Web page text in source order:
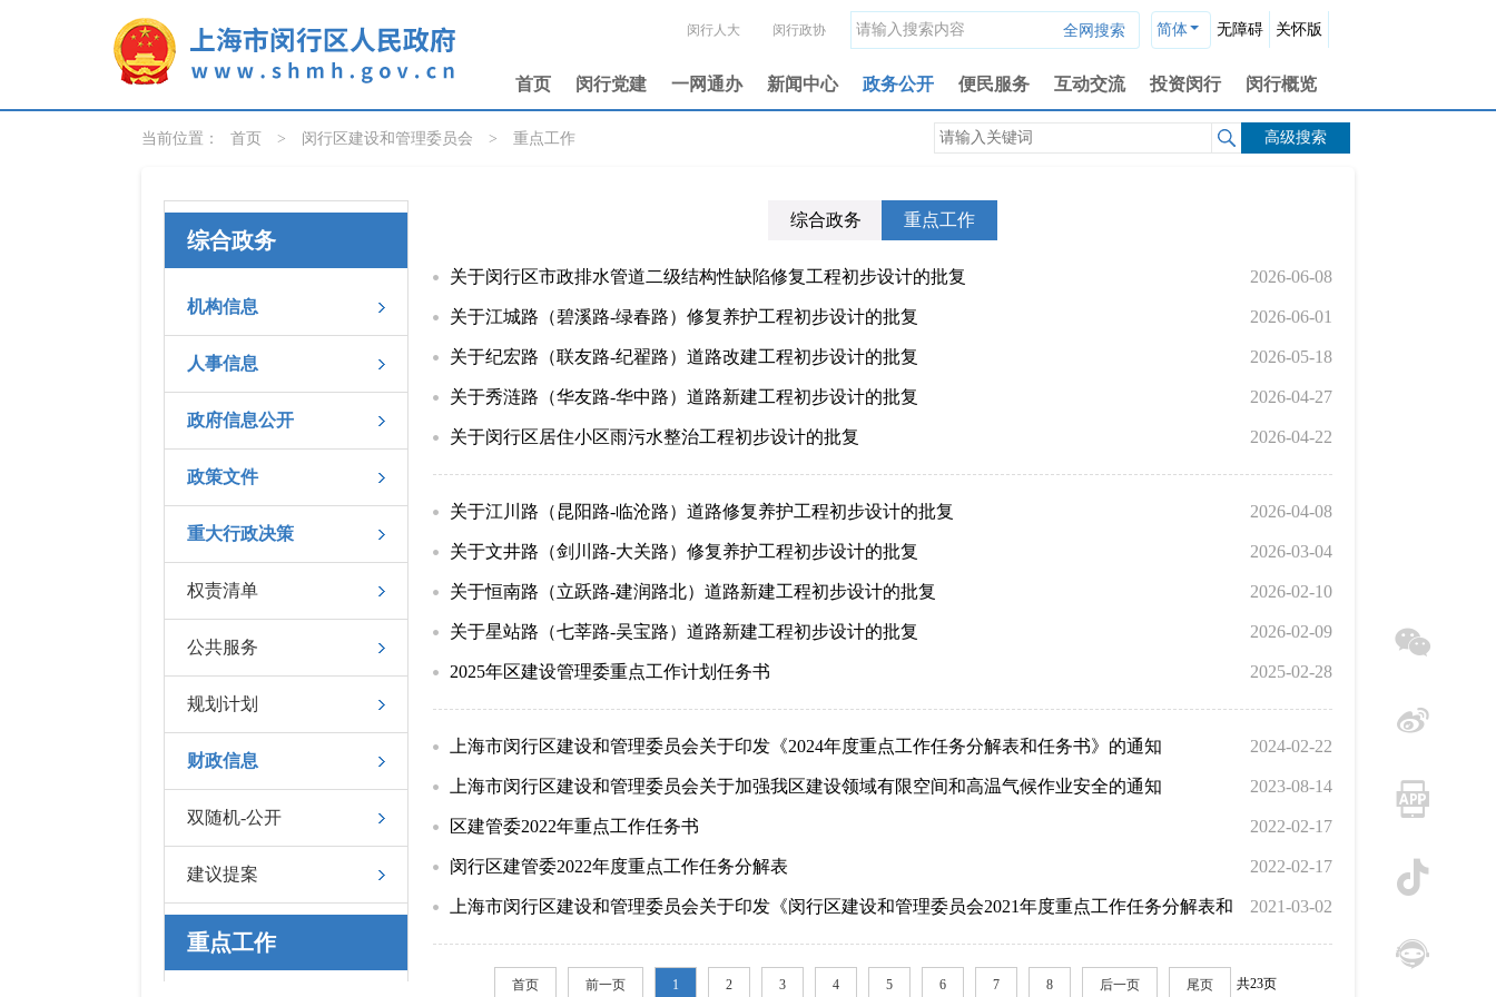
闵行人大 闵行政协 简体 无障碍 关怀版
首页 闵行党建 一网通办 新闻中心 政务公开 便民服务 互动交流 投资闵行 闵行概览
高级搜索
当前位置： 首页 > 闵行区建设和管理委员会 > 重点工作
综合政务
机构信息
人事信息
政府信息公开
政策文件
重大行政决策
权责清单
公共服务
规划计划
财政信息
双随机-公开
建议提案
重点工作
综合政务 重点工作
2026-06-08
关于闵行区市政排水管道二级结构性缺陷修复工程初步设计的批复
2026-06-01
关于江城路（碧溪路-绿春路）修复养护工程初步设计的批复
2026-05-18
关于纪宏路（联友路-纪翟路）道路改建工程初步设计的批复
2026-04-27
关于秀涟路（华友路-华中路）道路新建工程初步设计的批复
2026-04-22
关于闵行区居住小区雨污水整治工程初步设计的批复
2026-04-08
关于江川路（昆阳路-临沧路）道路修复养护工程初步设计的批复
2026-03-04
关于文井路（剑川路-大关路）修复养护工程初步设计的批复
2026-02-10
关于恒南路（立跃路-建润路北）道路新建工程初步设计的批复
2026-02-09
关于星站路（七莘路-吴宝路）道路新建工程初步设计的批复
2025-02-28
2025年区建设管理委重点工作计划任务书
2024-02-22
上海市闵行区建设和管理委员会关于印发《2024年度重点工作任务分解表和任务书》的通知
2023-08-14
上海市闵行区建设和管理委员会关于加强我区建设领域有限空间和高温气候作业安全的通知
2022-02-17
区建管委2022年重点工作任务书
2022-02-17
闵行区建管委2022年度重点工作任务分解表
2021-03-02
上海市闵行区建设和管理委员会关于印发《闵行区建设和管理委员会2021年度重点工作任务分解表和
任务书》的通知
首页 前一页 1 2 3 4 5 6 7 8 后一页 尾页 共23页